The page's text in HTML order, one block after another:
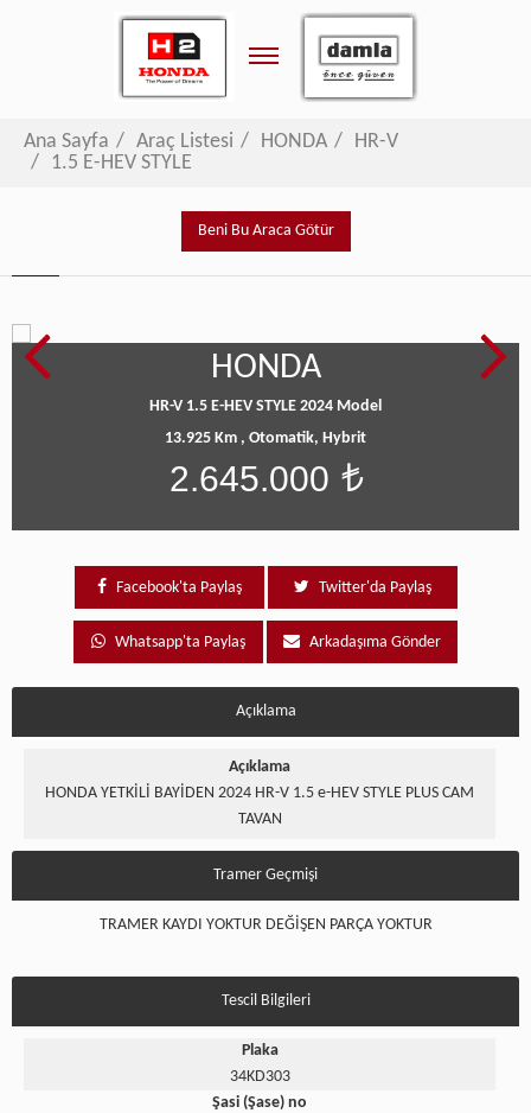
Toggle
navigation
Ana Sayfa Araç Listesi HONDA
HR-V
1.5 E-HEV STYLE
Beni Bu Araca Götür
HONDA
HR-V 1.5 E-HEV STYLE 2024 Model
13.925 Km , Otomatik, Hybrit
2.645.000
Facebook'ta Paylaş Twitter'da Paylaş
Whatsapp'ta Paylaş Arkadaşıma Gönder
Açıklama
Açıklama
HONDA YETKİLİ BAYİDEN 2024 HR-V 1.5 e-HEV STYLE PLUS CAM
TAVAN
Tramer Geçmişi
TRAMER KAYDI YOKTUR DEĞİŞEN PARÇA YOKTUR
Tescil Bilgileri
Plaka
34KD303
Şasi (Şase) no